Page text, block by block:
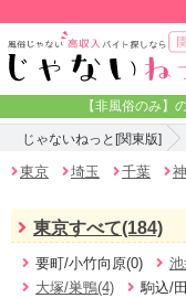
【非風俗のみ】
じゃないねっと[関東版]
東京 埼玉 千葉
東京すべて(184)
要町/小竹向原(0)
大塚/巣鴨(4)
駒込/